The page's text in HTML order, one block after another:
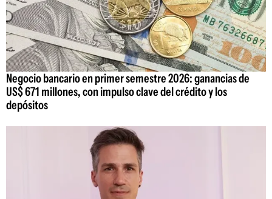
Negocio bancario en primer semestre 2026: ganancias de
US$ 671 millones, con impulso clave del crédito y los
depósitos